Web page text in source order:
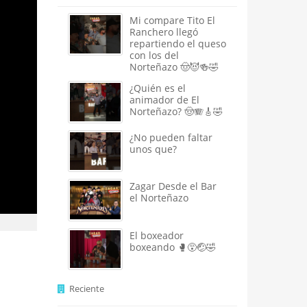
Mi compare Tito El
Ranchero llegó
repartiendo el queso
con los del
Norteñazo 🤠😈🍻🤣
¿Quién es el
animador de El
Norteñazo? 🤠🪗🎸🤣
¿No pueden faltar
unos que?
Zagar Desde el Bar
el Norteñazo
El boxeador
boxeando 🥊😵🤕🤣
Reciente